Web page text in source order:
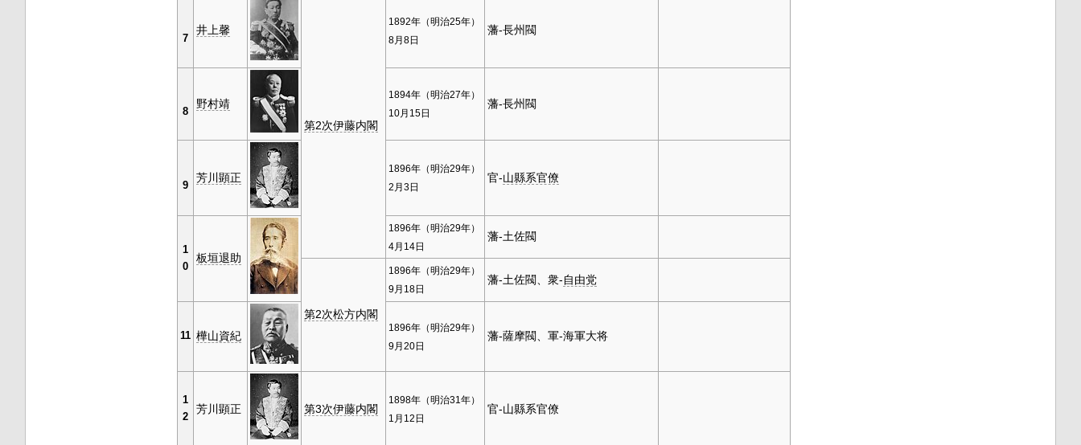
7
井上馨
第2次伊藤内閣
1892年（明治25年）
8月8日
藩-長州閥
8
野村靖
1894年（明治27年）
10月15日
藩-長州閥
9
芳川顕正
1896年（明治29年）
2月3日
官-山縣系官僚
1
0
板垣退助
1896年（明治29年）
4月14日
藩-土佐閥
第2次松方内閣
1896年（明治29年）
9月18日
藩-土佐閥、衆-自由党
11 樺山資紀
1896年（明治29年）
9月20日
藩-薩摩閥、軍-海軍大将
1
2
芳川顕正 第3次伊藤内閣
1898年（明治31年）
1月12日
官-山縣系官僚